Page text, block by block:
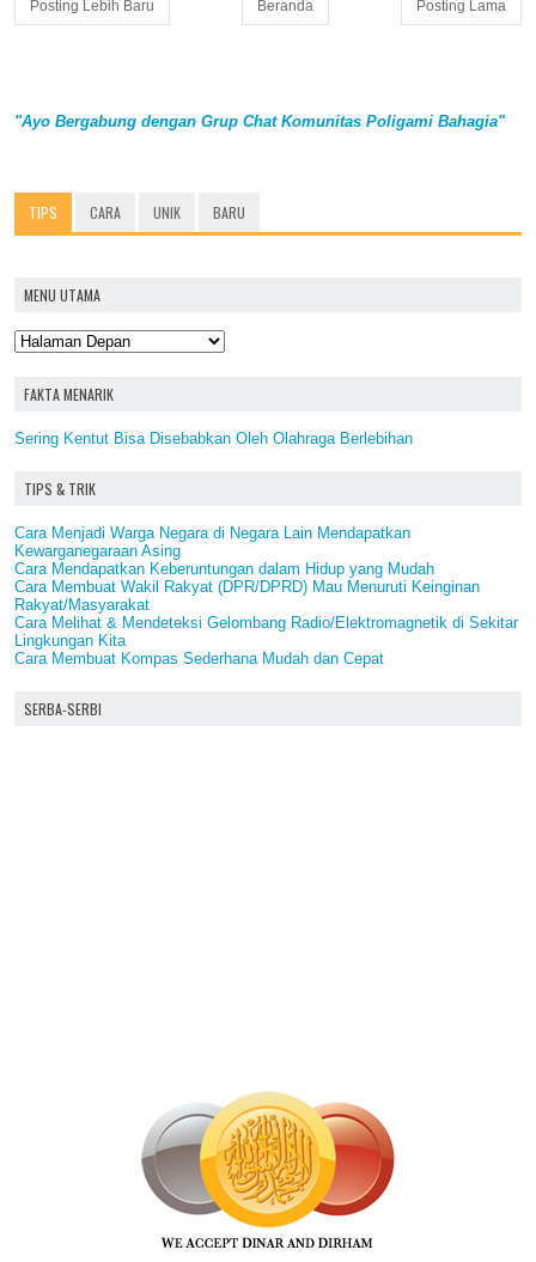
Posting Lebih Baru Posting Lama
Beranda
"Ayo Bergabung dengan Grup Chat Komunitas Poligami Bahagia"
TIPS CARA UNIK BARU
MENU UTAMA
FAKTA MENARIK
Sering Kentut Bisa Disebabkan Oleh Olahraga Berlebihan
TIPS & TRIK
Cara Menjadi Warga Negara di Negara Lain Mendapatkan
Kewarganegaraan Asing
Cara Mendapatkan Keberuntungan dalam Hidup yang Mudah
Cara Membuat Wakil Rakyat (DPR/DPRD) Mau Menuruti Keinginan
Rakyat/Masyarakat
Cara Melihat & Mendeteksi Gelombang Radio/Elektromagnetik di Sekitar
Lingkungan Kita
Cara Membuat Kompas Sederhana Mudah dan Cepat
SERBA-SERBI